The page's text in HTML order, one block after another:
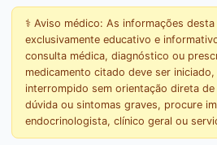
⚕️ Aviso médico: As informações
exclusivamente educativo e
consulta médica, diagnóstico ou
medicamento citado deve ser
interrompido sem orientação direta
dúvida ou sintomas graves, procure
endocrinologista, clínico geral ou